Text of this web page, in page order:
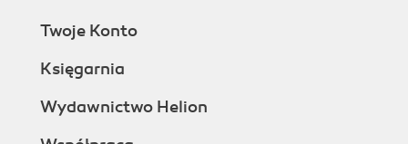
Twoje Konto
Księgarnia
Wydawnictwo Helion